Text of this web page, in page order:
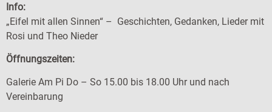
Info:
„Eifel mit allen Sinnen“ – Geschichten, Gedanken, Lieder mit
Rosi und Theo Nieder
Öffnungszeiten:
Galerie Am Pi Do – So 15.00 bis 18.00 Uhr und nach
Vereinbarung